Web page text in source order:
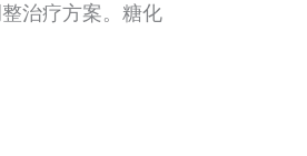
治疗方案。糖化